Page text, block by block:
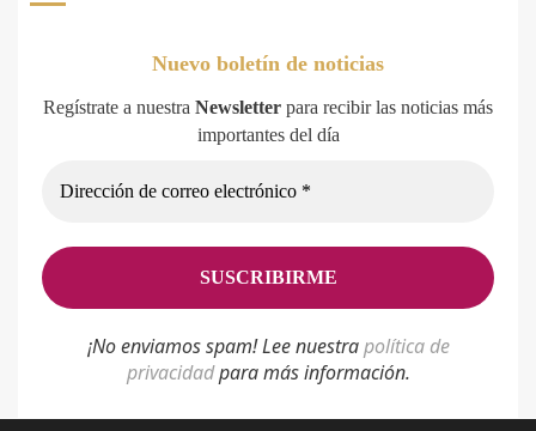
Nuevo boletín de noticias
Regístrate a nuestra Newsletter para recibir las noticias más
importantes del día
¡No enviamos spam! Lee nuestrapolítica de
privacidadpara más información.